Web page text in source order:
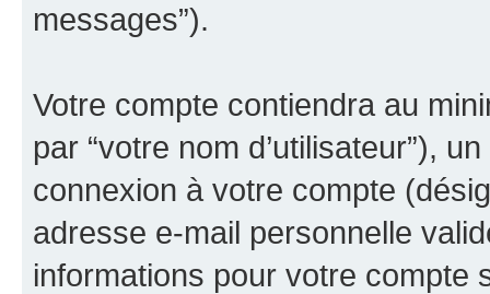
messages”).
Votre compte contiendra au
par “votre nom d’utilisateur”),
connexion à votre compte
adresse e-mail personnelle
informations pour votre compte